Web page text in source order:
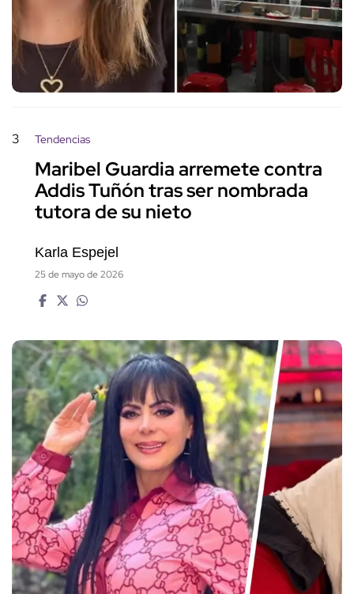
3 Tendencias
Maribel Guardia arremete contra
Addis Tuñón tras ser nombrada
tutora de su nieto
Karla Espejel
25 de mayo de 2026